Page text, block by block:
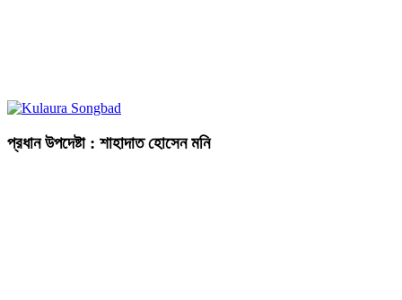
প্রধান উপদেষ্টা : শাহাদাত হোসেন মনি